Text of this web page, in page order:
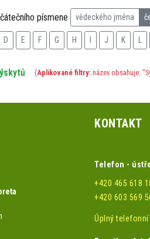
písmene vědeckého jména
D E F G H J K
(Aplikované filtry: název obsahuje:
KONTAKT
Telefon -
+420 465 618
+420 603 569
Úplný